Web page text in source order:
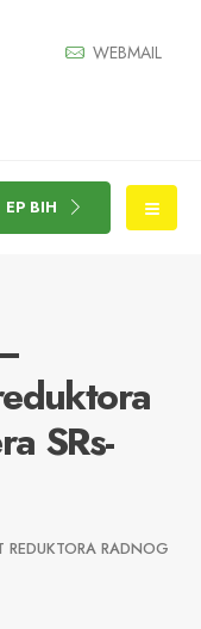
WEBMAIL
EP BIH
SRs-
RADNOG